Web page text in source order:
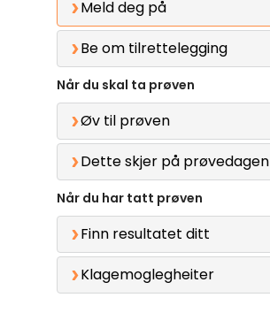
Meld deg på
Be om tilrettelegging
Når du skal ta prøven
Øv til prøven
Dette skjer på prøvedagen
Når du har tatt prøven
Finn resultatet ditt
Klagemoglegheiter